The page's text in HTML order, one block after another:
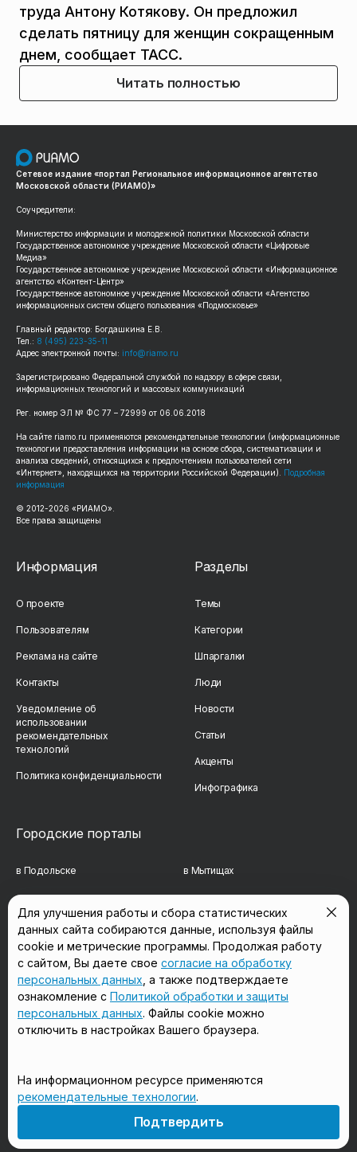
труда Антону Котякову. Он предложил
сделать пятницу для женщин сокращенным
днем, сообщает ТАСС.
Читать полностью
Сетевое издание «портал Региональное информационное агентство
Московской области (РИАМО)»
Соучредители:
Министерство информации и молодежной политики Московской области
Государственное автономное учреждение Московской области «Цифровые
Медиа»
Государственное автономное учреждение Московской области «Информационное
агентство «Контент-Центр»
Государственное автономное учреждение Московской области «Агентство
информационных систем общего пользования «Подмосковье»
Главный редактор: Богдашкина Е.В.
Тел.: 8 (495) 223-35-11
Адрес электронной почты: info@riamo.ru
Зарегистрировано Федеральной службой по надзору в сфере связи,
информационных технологий и массовых коммуникаций
Рег. номер ЭЛ № ФС 77 – 72999 от 06.06.2018
На сайте riamo.ru применяются рекомендательные технологии (информационные
технологии предоставления информации на основе сбора, систематизации и
анализа сведений, относящихся к предпочтениям пользователей сети
«Интернет», находящихся на территории Российской Федерации). Подробная
информация
© 2012-2026 «РИАМО».
Все права защищены
Информация
О проекте
Пользователям
Реклама на сайте
Контакты
Уведомление об
использовании
рекомендательных
технологий
Политика конфиденциальности
Разделы
Темы
Категории
Шпаргалки
Люди
Новости
Статьи
Акценты
Инфографика
Городские порталы
в Подольске в Мытищах
в Сергиевом Посаде в Люберцах
в Красногорске в Королёве
в Домодедово в Щёлково
18+
Мы в соцсетях
Для улучшения работы и сбора статистических
данных сайта собираются данные, используя файлы
cookie и метрические программы. Продолжая работу
с сайтом, Вы даете свое согласие на обработку
персональных данных , а также подтверждаете
ознакомление с Политикой обработки и защиты
персональных данных. Файлы cookie можно
отключить в настройках Вашего браузера.
На информационном ресурсе применяются
рекомендательные технологии.
Подтвердить